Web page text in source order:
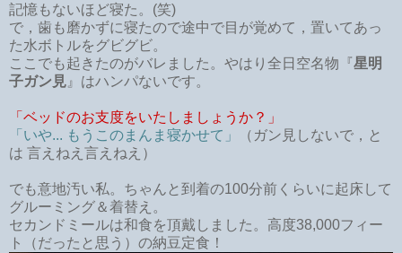
記憶もないほど寝た。(笑)
で，歯も磨かずに寝たので途中で目が覚めて，置いてあっ
た水ボトルをグビグビ。
ここでも起きたのがバレました。やはり全日空名物『星明
子ガン見 』はハンパないです。
「ベッドのお支度をいたしましょうか？」
「いや... もうこのまんま寝かせて」
（ガン見しないで，と
は 言えねえ言えねえ）
でも意地汚い私。ちゃんと到着の100分前くらいに起床して
グルーミング＆着替え。
セカンドミールは和食を頂戴しました。高度38,000フィー
ト（だったと思う）の納豆定食！